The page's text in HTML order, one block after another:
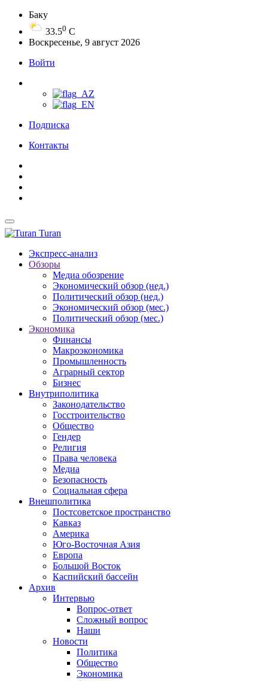
Баку
33.50 C
Воскресенье, 9 август 2026
Войти
Подписка
Контакты
Turan
Экспресс-анализ
Обзоры
Медиа обозрение
Экономический обзор (нед.)
Политический обзор (нед.)
Экономический обзор (мес.)
Политический обзор (мес.)
Экономика
Финансы
Макроэкономика
Промышленность
Аграрный сектор
Бизнес
Внутриполитика
Законодательство
Госстроительство
Общество
Гендер
Религия
Права человека
Медиа
Безопасность
Социальная сфера
Внешполитика
Постсоветское пространство
Кавказ
Америка
Юго-Восточная Азия
Европа
Большой Восток
Каспийский бассейн
Архив
Интервью
Вопрос-ответ
Сложный вопрос
Наши
Новости
Политика
Общество
Экономика